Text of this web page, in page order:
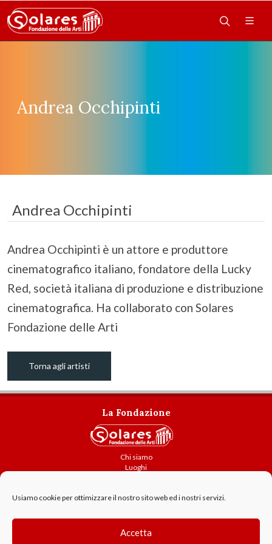
Usiamo cookie per ottimizzare il nostro sito web ed i nostri servizi.
Accetta
Andrea Occhipinti
Andrea Occhipinti
Andrea Occhipinti è un attore e produttore
cinematografico italiano, fondatore della Lucky
Red, società italiana di produzione e distribuzione
cinematografica. Ha collaborato con Solares
Fondazione delle Arti
Torna agli artisti
La Fondazione
Chi siamo
Luoghi
Contatti
Cookie Policy
GDPR - Privacy